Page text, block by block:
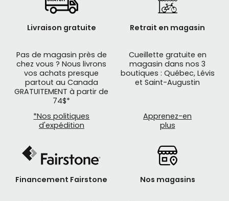
Livraison gratuite
Pas de magasin près de
chez vous ? Nous livrons
vos achats presque
partout au Canada
GRATUITEMENT à partir de
74$*
*Nos politiques
d'expédition
Retrait en magasin
Cueillette gratuite en
magasin dans nos 3
boutiques : Québec, Lévis
et Saint-Augustin
Apprenez-en
plus
Financement Fairstone Nos magasins